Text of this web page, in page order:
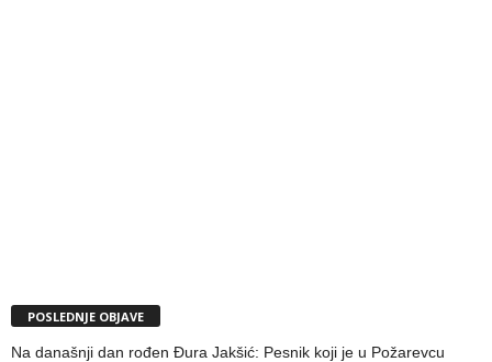
POSLEDNJE OBJAVE
Na današnji dan rođen Đura Jakšić: Pesnik koji je u Požarevcu